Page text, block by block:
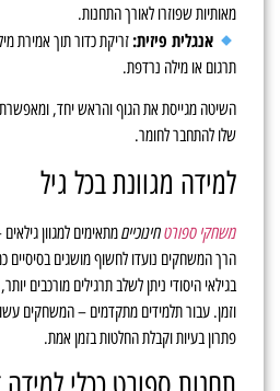
מאותיות שפוזרו לאורך התחנות.
אנגלית פיזית: זריקת כדור תוך אמירת
תרגום או מילה נרדפת.
השיטה מגייסת את הגוף והראש יחד,
שלו להתחבר לחומר.
למידה מגוונת בכל גיל
משחקי ספורטחינוכייםמתאימים למגוון
הרך המשחקים נועדו לחשוף מושגים בסיסיים
בגילאי היסודי ניתן לשלב תרגילים מורכבים
וזמן. עבור תלמידים מתקדמים – המשחקים
פתרון בעיות וקבלת החלטות בזמן אמת.